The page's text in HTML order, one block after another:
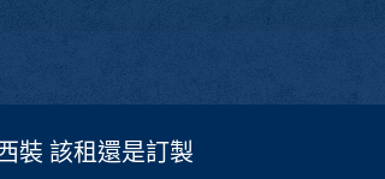
裝 該租還是訂製